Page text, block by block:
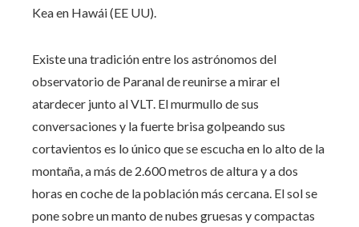
Kea en Hawái (EE UU).
Existe una tradición entre los astrónomos del
observatorio de Paranal de reunirse a mirar el
atardecer junto al VLT. El murmullo de sus
conversaciones y la fuerte brisa golpeando sus
cortavientos es lo único que se escucha en lo alto de la
montaña, a más de 2.600 metros de altura y a dos
horas en coche de la población más cercana. El sol se
pone sobre un manto de nubes gruesas y compactas